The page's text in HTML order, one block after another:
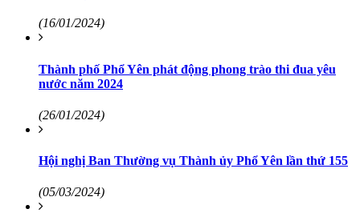
(16/01/2024)
Thành phố Phổ Yên phát động phong trào thi đua yêu
nước năm 2024
(26/01/2024)
Hội nghị Ban Thường vụ Thành ủy Phổ Yên lần thứ 155
(05/03/2024)